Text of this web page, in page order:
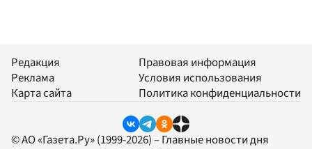
Редакция
Реклама
Карта сайта
Правовая информация
Условия использования
Политика конфиденциальности
© АО «Газета.Ру» (1999-2026) – Главные новости дня